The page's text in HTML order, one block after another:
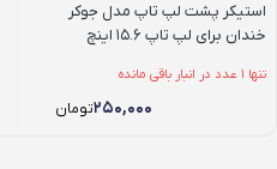
استیکر پشت لپ تاپ مدل جوکر
خندان برای لپ تاپ 15.6 اینچ
تنها 1 عدد در انبار باقی مانده
۲۵۰,۰۰۰تومان